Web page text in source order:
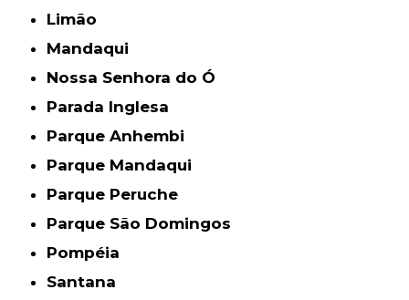
Limão
Mandaqui
Nossa Senhora do Ó
Parada Inglesa
Parque Anhembi
Parque Mandaqui
Parque Peruche
Parque São Domingos
Pompéia
Santana